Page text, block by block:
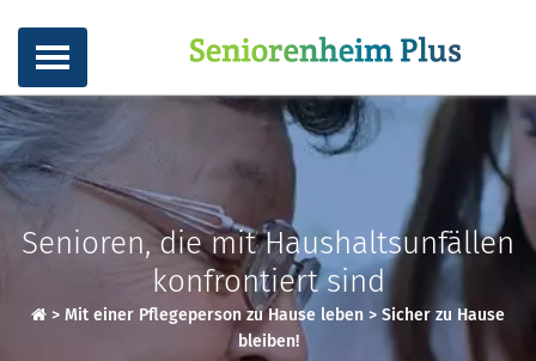
Senioren, die mit Haushaltsunfällen
konfrontiert sind
> Mit einer Pflegeperson zu Hause leben > Sicher zu Hause
bleiben!